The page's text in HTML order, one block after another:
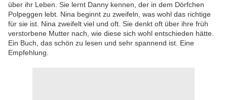
über ihr Leben. Sie lernt Danny kennen, der in dem Dörfchen
Polpeggen lebt. Nina beginnt zu zweifeln, was wohl das richtige
für sie ist. Nina zweifelt viel und oft. Sie denkt oft über ihre früh
verstorbene Mutter nach, wie diese sich wohl entschieden hätte.
Ein Buch, das schön zu lesen und sehr spannend ist. Eine
Empfehlung.